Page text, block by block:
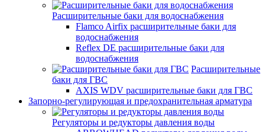
Расширительные баки для водоснабжения
Flamco Airfix расширительные баки для
водоснабжения
Reflex DЕ расширительные баки для
водоснабжения
Расширительные
баки для ГВС
AXIS WDV расширительные баки для ГВС
Запорно-регулирующая и предохранительная арматура
Регуляторы и редукторы давления воды